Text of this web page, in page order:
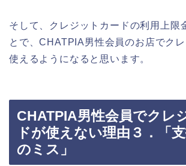
そして、クレジットカードの利用上限
とで、CHATPIA男性会員のお店でク
使えるようになると思います。
CHATPIA男性会員でクレ
ドが使えない理由３．「
のミス」